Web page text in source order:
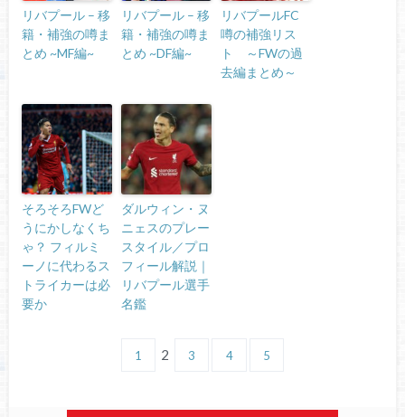
リバプール – 移
籍・補強の噂ま
とめ ~MF編~
リバプール – 移
籍・補強の噂ま
とめ ~DF編~
リバプールFC
噂の補強リス
ト ～FWの過
去編まとめ～
そろそろFWど
うにかしなくち
ゃ？ フィルミ
ーノに代わるス
トライカーは必
要か
ダルウィン・ヌ
ニェスのプレー
スタイル／プロ
フィール解説｜
リバプール選手
名鑑
1 2 3 4 5